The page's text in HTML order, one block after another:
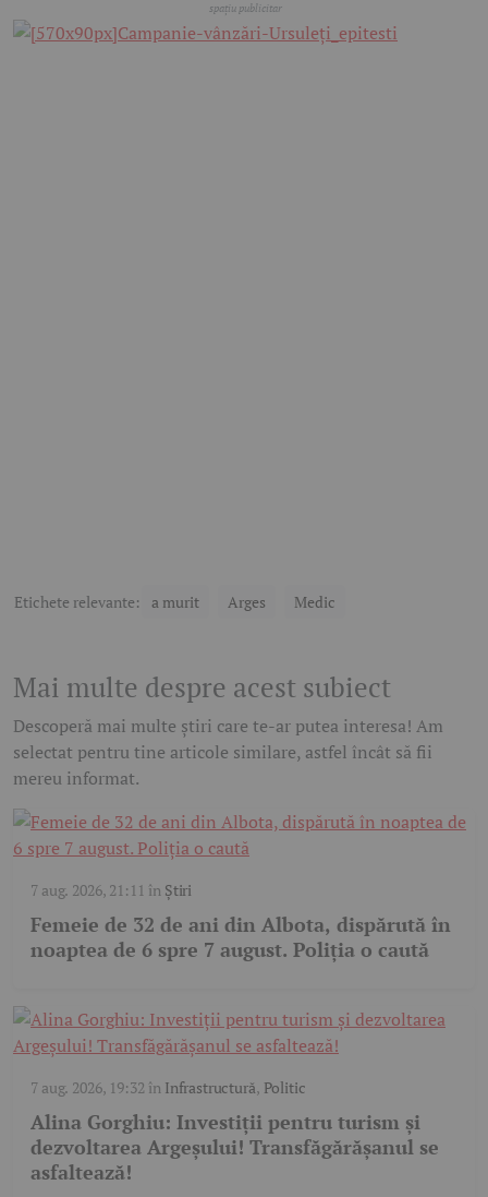
Etichete relevante: a murit Arges Medic
Mai multe despre acest subiect
Descoperă mai multe știri care te-ar putea interesa! Am
selectat pentru tine articole similare, astfel încât să fii
mereu informat.
7 aug. 2026, 21:11 în Știri
Femeie de 32 de ani din Albota, dispărută în
noaptea de 6 spre 7 august. Poliția o caută
7 aug. 2026, 19:32 în Infrastructură, Politic
Alina Gorghiu: Investiții pentru turism și
dezvoltarea Argeșului! Transfăgărășanul se
asfaltează!